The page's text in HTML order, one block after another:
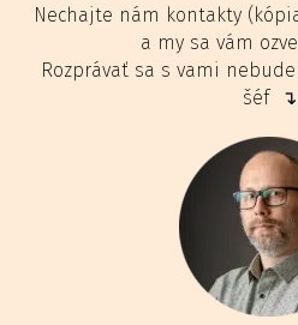
Nechajte nám kontakty
a my sa vám
Rozprávať sa s vami
šéf ↴